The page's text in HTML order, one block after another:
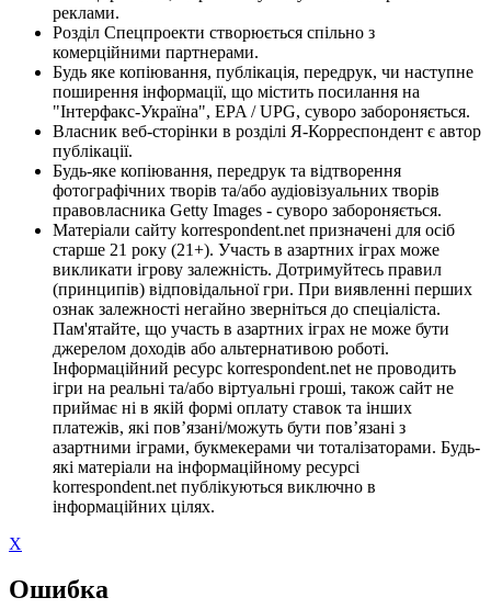
реклами.
Розділ Спецпроекти створюється спільно з
комерційними партнерами.
Будь яке копіювання, публікація, передрук, чи наступне
поширення інформації, що містить посилання на
"Інтерфакс-Україна", EPA / UPG, суворо забороняється.
Власник веб-сторінки в розділі Я-Корреспондент є автор
публікації.
Будь-яке копіювання, передрук та відтворення
фотографічних творів та/або аудіовізуальних творів
правовласника Getty Images - суворо забороняється.
Матеріали сайту korrespondent.net призначені для осіб
старше 21 року (21+). Участь в азартних іграх може
викликати ігрову залежність. Дотримуйтесь правил
(принципів) відповідальної гри. При виявленні перших
ознак залежності негайно зверніться до спеціаліста.
Пам'ятайте, що участь в азартних іграх не може бути
джерелом доходів або альтернативою роботі.
Інформаційний ресурс korrespondent.net не проводить
ігри на реальні та/або віртуальні гроші, також сайт не
приймає ні в якій формі оплату ставок та інших
платежів, які пов’язані/можуть бути пов’язані з
азартними іграми, букмекерами чи тоталізаторами. Будь-
які матеріали на інформаційному ресурсі
korrespondent.net публікуються виключно в
інформаційних цілях.
X
Ошибка